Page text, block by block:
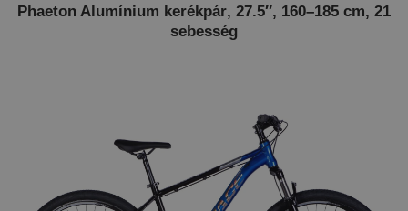
Phaeton Alumínium kerékpár, 27.5″, 160–185 cm, 21
sebesség